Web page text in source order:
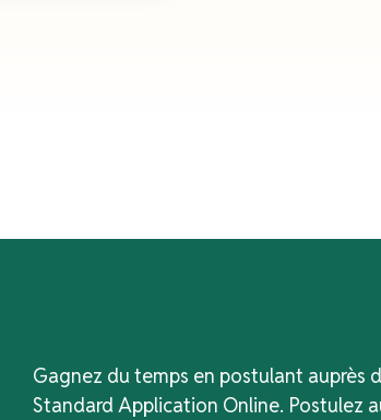
Gagnez du temps en postulant auprès
Standard Application Online. Postulez